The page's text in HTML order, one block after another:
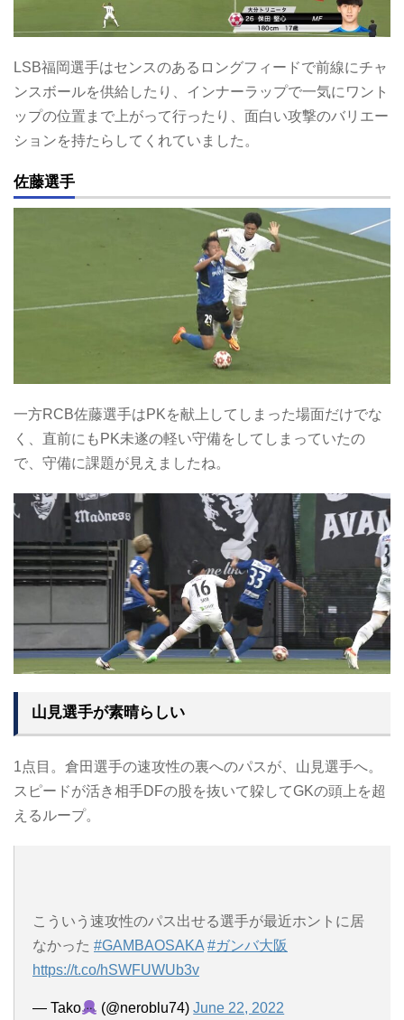
LSB福岡選手はセンスのあるロングフィードで前線にチャ
ンスボールを供給したり、インナーラップで一気にワント
ップの位置まで上がって行ったり、面白い攻撃のバリエー
ションを持たらしてくれていました。
佐藤選手
一方RCB佐藤選手はPKを献上してしまった場面だけでな
く、直前にもPK未遂の軽い守備をしてしまっていたの
で、守備に課題が見えましたね。
山見選手が素晴らしい
1点目。倉田選手の速攻性の裏へのパスが、山見選手へ。
スピードが活き相手DFの股を抜いて躱してGKの頭上を超
えるループ。
こういう速攻性のパス出せる選手が最近ホントに居
なかった #GAMBAOSAKA #ガンバ大阪
https://t.co/hSWFUWUb3v
— Tako (@neroblu74)June 22, 2022